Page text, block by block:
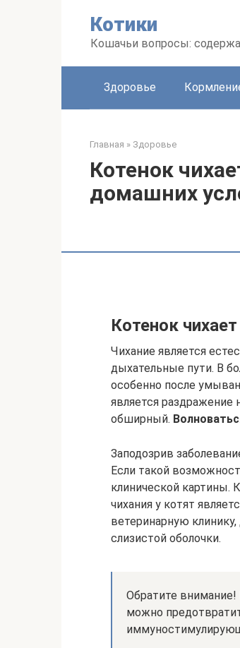
Котики
Кошачьи вопросы:
Здоровье
Главная » Здоровье
Котенок
домашних
Котенок
Чихание является
дыхательные пути. В
особенно после
является раздражение
обширный.
Заподозрив
Если такой
клинической картины.
чихания у котят
ветеринарную клинику,
слизистой оболочки.
Обратите внимание!
можно